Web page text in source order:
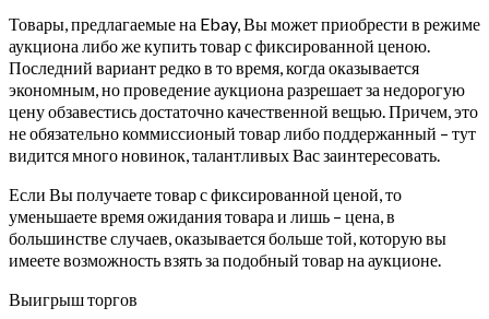
Товары, предлагаемые на Ebay, Вы может приобрести в режиме
аукциона либо же купить товар с фиксированной ценою.
Последний вариант редко в то время, когда оказывается
экономным, но проведение аукциона разрешает за недорогую
цену обзавестись достаточно качественной вещью. Причем, это
не обязательно коммиссионый товар либо поддержанный – тут
видится много новинок, талантливых Вас заинтересовать.
Если Вы получаете товар с фиксированной ценой, то
уменьшаете время ожидания товара и лишь – цена, в
большинстве случаев, оказывается больше той, которую вы
имеете возможность взять за подобный товар на аукционе.
Выигрыш торгов